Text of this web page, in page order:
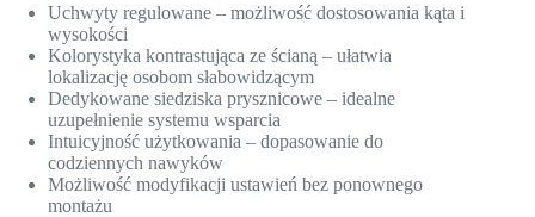
Uchwyty regulowane – możliwość dostosowania kąta i
wysokości
Kolorystyka kontrastująca ze ścianą – ułatwia
lokalizację osobom słabowidzącym
Dedykowane siedziska prysznicowe – idealne
uzupełnienie systemu wsparcia
Intuicyjność użytkowania – dopasowanie do
codziennych nawyków
Możliwość modyfikacji ustawień bez ponownego
montażu